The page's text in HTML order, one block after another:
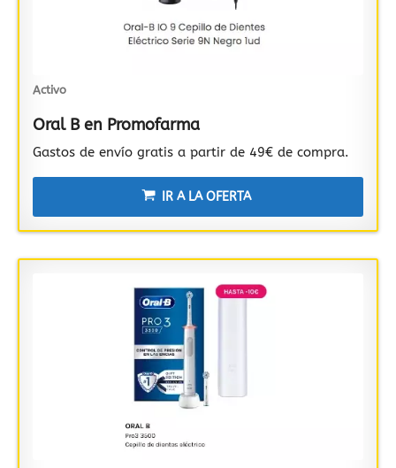
Activo
Oral B en Promofarma
Gastos de envío gratis a partir de 49€ de compra.
IR A LA OFERTA